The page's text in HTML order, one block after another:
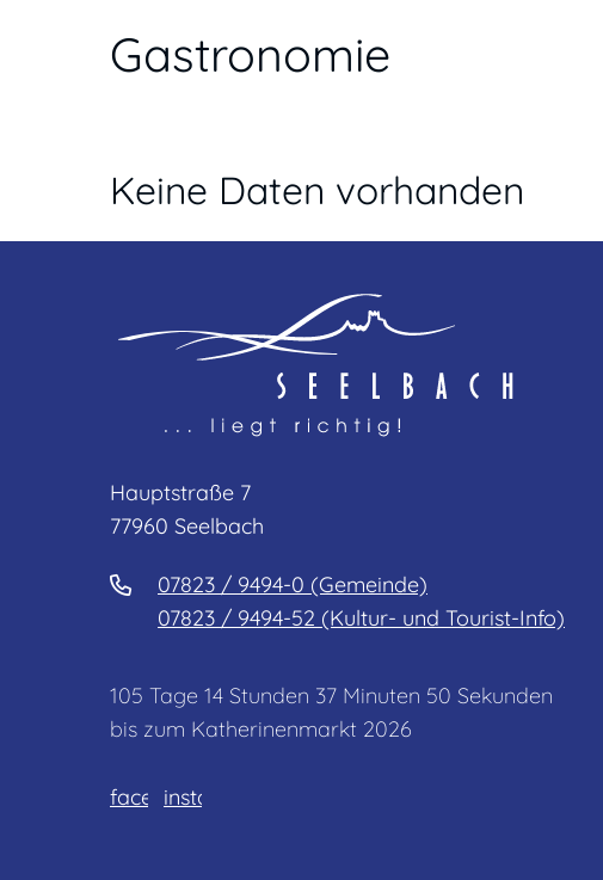
Gastronomie
Keine Daten vorhanden
Hauptstraße 7
77960 Seelbach
07823 / 9494-0 (Gemeinde)
07823 / 9494-52 (Kultur- und Tourist-Info)
105 Tage 14 Stunden 37 Minuten 50 Sekunden
bis zum Katherinenmarkt 2026
facebookinstagram